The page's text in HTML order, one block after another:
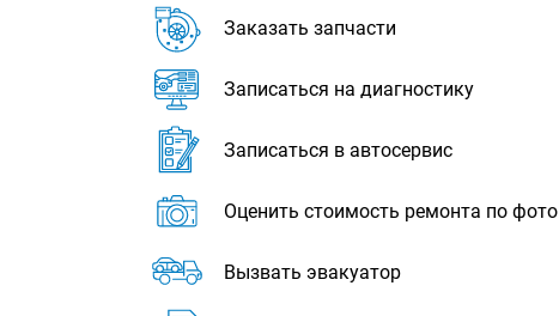
Заказать запчасти
Записаться на диагностику
Записаться в автосервис
Оценить стоимость ремонта по фото
Вызвать эвакуатор